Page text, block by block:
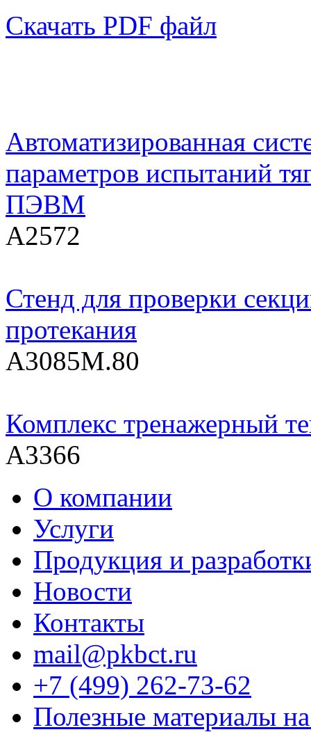
Скачать PDF файл
Автоматизированная
параметров испытаний
ПЭВМ
А2572
Стенд для проверки
протекания
А3085М.80
Комплекс тренажерный
А3366
О компании
Услуги
Продукция и
Новости
Контакты
mail@pkbct.ru
+7 (499) 262-73-62
Полезные материалы